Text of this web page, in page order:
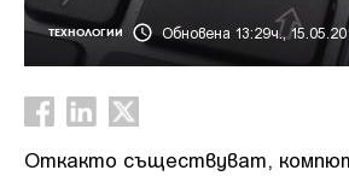
ТЕХНОЛОГИИ Обновена 13:29ч.,
Откакто съществуват,